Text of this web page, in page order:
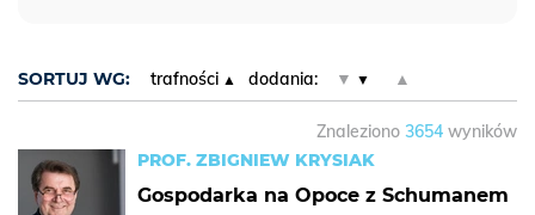
SORTUJ WG: trafności dodania: ▼ ▲
Znaleziono 3654 wyników
PROF. ZBIGNIEW KRYSIAK
Gospodarka na Opoce z Schumanem